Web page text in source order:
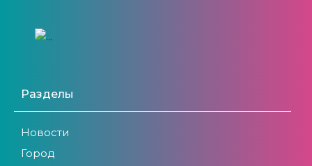
Разделы
Новости
Город